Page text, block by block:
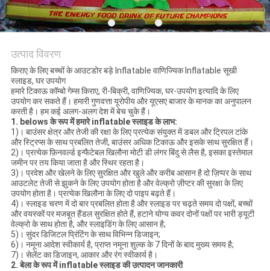
उत्पाद विवरण
किराए के लिए बच्चों के आउटडोर बड़े Inflatable वाणिज्यिक Inflatable सूखी
स्लाइड, घर उपयोग
हमारे टिकाऊ कॉम्बो गेम्स किराए, री-बिक्री, वाणिज्यिक, घर-उपयोग इत्यादि के लिए
उपयोग कर सकते हैं। हमारी गुणवत्ता यूरोपीय और यूएसए बाजार के मानक का अनुपालन
करती है। हम कई अलग-अलग देश में बेच चुके हैं।
1. belows के रूप में हमारे inflatable स्लाइड के लाभ:
1)। बाउंसर क्षेत्र और तेजी की रक्षा के लिए प्रत्येक संयुक्त में डबल और ट्रिपल टांके
और स्ट्रिप्स के साथ प्रबलित तेजी, बाउंसर अधिक टिकाऊ और इसके साथ सुरक्षित हैं।
2)। प्रत्येक फ़िनवर्ल्ड इन्फैटेबल खिलौना मोटी डी लंगर बिंदु से लैस है, इसका इस्तेमाल
जमीन पर तय किया जाता है और स्थिर रहता है।
3)। प्रवेश और खेलने के लिए सुरक्षित और खुले और करीब आसान है दो ज़िप्पर के साथ
आउटलेट तेजी से झुकने के लिए उपयोग होता है और वेल्क्रो ज़ीप्टर की सुरक्षा के लिए
उपयोग होता है। प्रत्येक खिलौना के लिए दो पाइप बढ़ते हैं।
4)। स्लाइड चरण में दो बार प्रबलित होता है और स्लाइड पर चढ़ते समय दो पक्षों, बच्चों
और वयस्कों पर मजबूत हैंडल सुरक्षित होते हैं, हटाने योग्य कवर दोनों पक्षों पर भारी ड्यूटी
वेल्क्रो के साथ होता है, और स्लाइडिंग के लिए आसान है;
5)। सुंदर डिजिटल प्रिंटिंग के साथ विभिन्न डिजाइन;
6)। नमूना आदेश स्वीकार्य है, प्राप्त नमूना शुल्क के 7 दिनों के बाद मुख्य समय है;
7)। सेलेंट का डिजाइन, आकार और रंग स्वीकार्य है।
2. बेला के रूप में inflatable स्लाइड की उत्पादन जानकारी